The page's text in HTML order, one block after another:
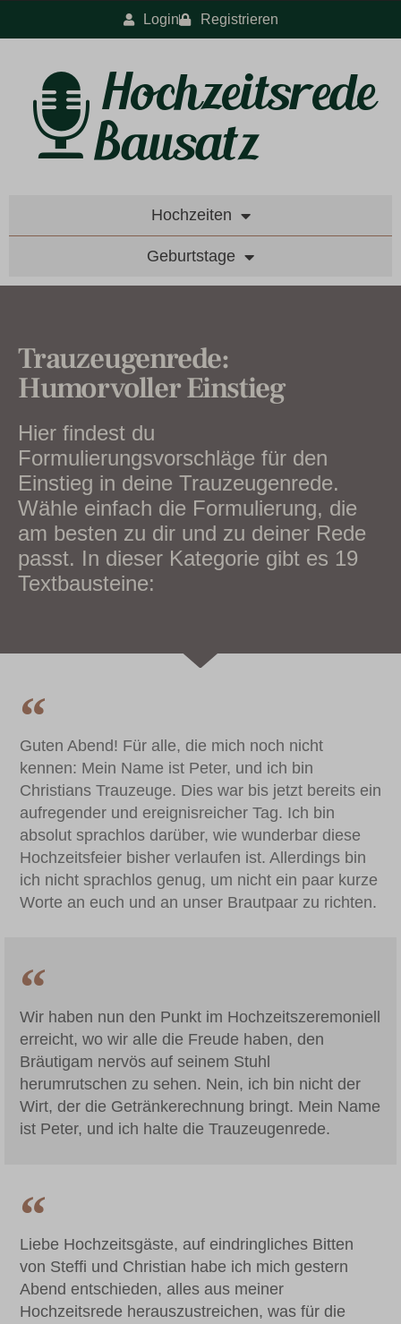
Login Registrieren
Hochzeiten
Geburtstage
Trauzeugenrede:
Humorvoller Einstieg
Hier findest du
Formulierungsvorschläge für den
Einstieg in deine Trauzeugenrede.
Wähle einfach die Formulierung, die
am besten zu dir und zu deiner Rede
passt. In dieser Kategorie gibt es 19
Textbausteine:
Guten Abend! Für alle, die mich noch nicht
kennen: Mein Name ist Peter, und ich bin
Christians Trauzeuge. Dies war bis jetzt bereits ein
aufregender und ereignisreicher Tag. Ich bin
absolut sprachlos darüber, wie wunderbar diese
Hochzeitsfeier bisher verlaufen ist. Allerdings bin
ich nicht sprachlos genug, um nicht ein paar kurze
Worte an euch und an unser Brautpaar zu richten.
Wir haben nun den Punkt im Hochzeitszeremoniell
erreicht, wo wir alle die Freude haben, den
Bräutigam nervös auf seinem Stuhl
herumrutschen zu sehen. Nein, ich bin nicht der
Wirt, der die Getränkerechnung bringt. Mein Name
ist Peter, und ich halte die Trauzeugenrede.
Liebe Hochzeitsgäste, auf eindringliches Bitten
von Steffi und Christian habe ich mich gestern
Abend entschieden, alles aus meiner
Hochzeitsrede herauszustreichen, was für die